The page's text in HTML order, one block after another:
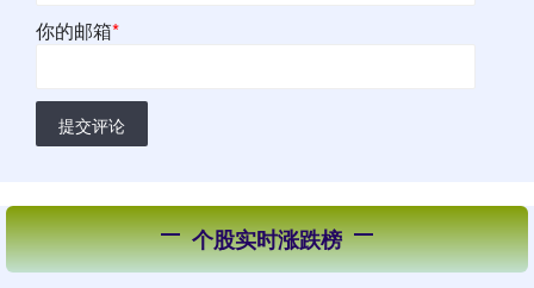
你的邮箱*
提交评论
个股实时涨跌榜